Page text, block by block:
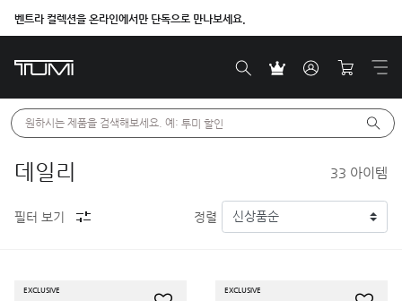
벤트라 컬렉션을 온라인에서만 단독으로 만나보세요.
원하시는 제품을 검색해보세요. 예: 투미 할인
데일리 33 아이템
필터 보기 정렬
EXCLUSIVE EXCLUSIVE